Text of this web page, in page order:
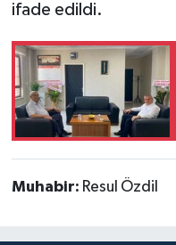
ifade edildi.
Muhabir: Resul Özdil